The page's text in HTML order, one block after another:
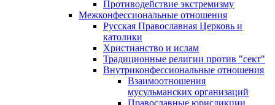
Противодействие экстремизму
Межконфессиональные отношения
Русская Православная Церковь и
католики
Христианство и ислам
Традиционные религии против "сект"
Внутриконфессиональные отношения
Взаимоотношения
мусульманских организаций